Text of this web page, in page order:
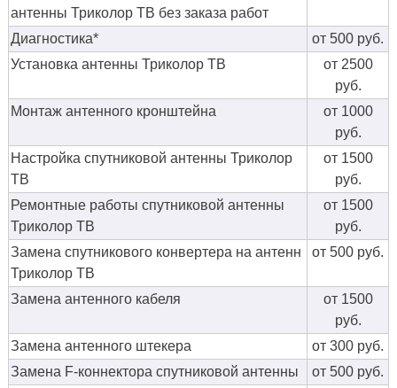
антенны Триколор ТВ без заказа работ
Диагностика*
от 500 руб.
Установка антенны Триколор ТВ
от 2500
руб.
Монтаж антенного кронштейна
от 1000
руб.
Настройка спутниковой антенны Триколор
ТВ
от 1500
руб.
Ремонтные работы спутниковой антенны
Триколор ТВ
от 1500
руб.
Замена спутникового конвертера на антенн
Триколор ТВ
от 500 руб.
Замена антенного кабеля
от 1500
руб.
Замена антенного штекера
от 300 руб.
Замена F-коннектора спутниковой антенны
от 500 руб.